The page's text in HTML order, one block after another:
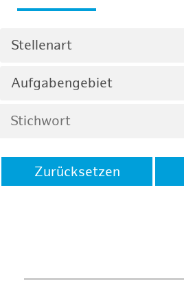
Stellenart
Aufgabengebiet
Zurücksetzen